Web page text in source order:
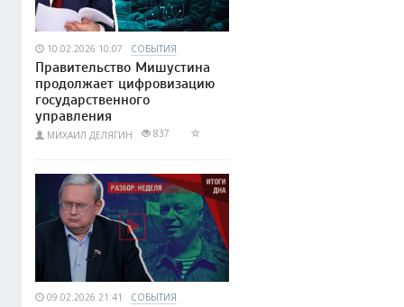
10.02.2026 10:07 СОБЫТИЯ
Правительство Мишустина
продолжает цифровизацию
государственного
управления
МИХАИЛ ДЕЛЯГИН 837
09.02.2026 21:41 СОБЫТИЯ